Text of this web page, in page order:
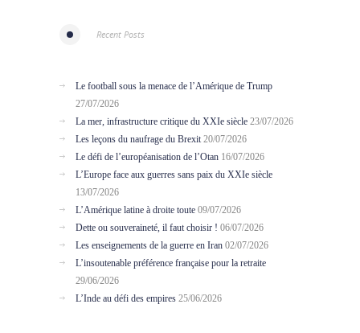
Recent Posts
Le football sous la menace de l’Amérique de Trump
27/07/2026
La mer, infrastructure critique du XXIe siècle 23/07/2026
Les leçons du naufrage du Brexit 20/07/2026
Le défi de l’européanisation de l’Otan 16/07/2026
L’Europe face aux guerres sans paix du XXIe siècle
13/07/2026
L’Amérique latine à droite toute 09/07/2026
Dette ou souveraineté, il faut choisir ! 06/07/2026
Les enseignements de la guerre en Iran 02/07/2026
L’insoutenable préférence française pour la retraite
29/06/2026
L’Inde au défi des empires 25/06/2026